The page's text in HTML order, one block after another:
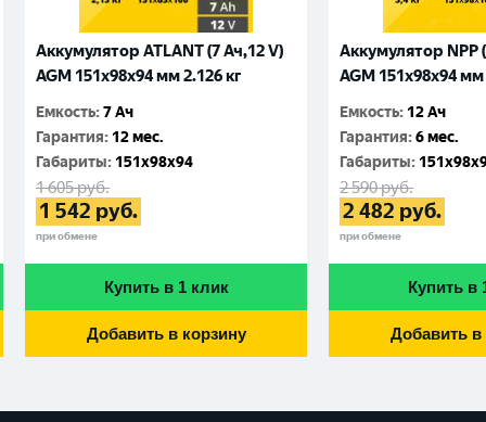
Аккумулятор ATLANT (7 Ач,12 V)
AGM 151x98x94 мм 2.126 кг
Емкость:7 Ач
Гарантия: 12 мес.
Габариты: 151x98x94
1 605руб.
1 542 руб.
при обмене
Купить в 1 клик
Добавить в корзину
Аккумулятор NPP
AGM 151x98x94 мм
Емкость: 12 Ач
Гарантия:6 мес.
Габариты:
2 590руб.
2 482 руб.
при обмене
Купить в
Добавить в